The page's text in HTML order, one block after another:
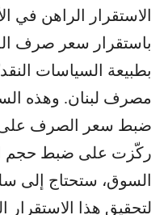
الاستقرار الراهن في
باستقرار سعر صرف
بطبيعة السياسات
مصرف لبنان. وهذه
ضبط سعر الصرف على
ركّزت على ضبط حجم
السوق، ستحتاج إلى
لتحقيق هذا